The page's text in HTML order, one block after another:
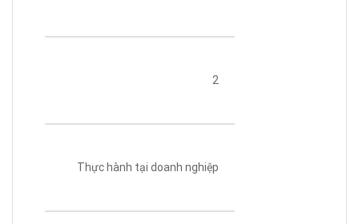
2
Thực hành tại doanh nghiệp